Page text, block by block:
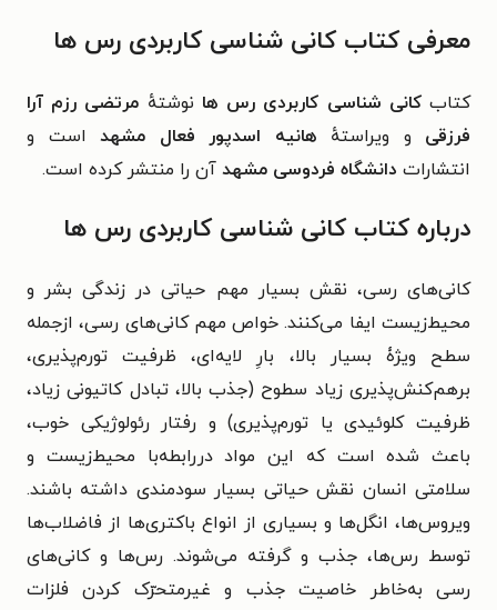
معرفی کتاب کانی شناسی کاربردی رس ها
کتابکانی شناسی کاربردی رس ها نوشتهٔ مرتضی رزم آرا
فرزقی و ویراستهٔ هانیه اسدپور فعال مشهد است و
انتشارات دانشگاه فردوسی مشهد آن را منتشر کرده است.
درباره کتاب کانی شناسی کاربردی رس ها
کانی‌های رسی، نقش بسیار مهم حیاتی در زندگی بشر و
محیط‌زیست ایفا می‌کنند. خواص مهم کانی‌های رسی، ازجمله
سطح ویژۀ بسیار بالا، بارِ لایه‌ای، ظرفیت تورم‌پذیری،
برهم‌کنش‌پذیری زیاد سطوح (جذب بالا، تبادل کاتیونی زیاد،
ظرفیت کلوئیدی یا تورم‌پذیری) و رفتار رئولوژیکی خوب،
باعث شده است که این مواد دررابطه‌با محیط‌زیست و
سلامتی انسان نقش حیاتی بسیار سودمندی داشته باشند.
ویروس‌ها، انگل‌ها و بسیاری از انواع باکتری‌ها از فاضلاب‌ها
توسط رس‌ها، جذب و گرفته می‌شوند. رس‌ها و کانی‌های
رسی به‌خاطر خاصیت جذب و غیرمتحرّک کردن فلزات